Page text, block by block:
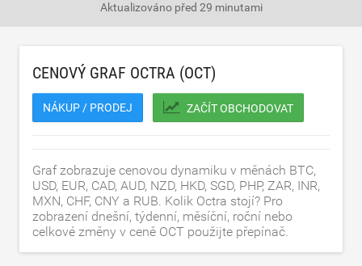
Aktualizováno před 29 minutami
CENOVÝ GRAF OCTRA (OCT)
NÁKUP / PRODEJ ZAČÍT OBCHODOVAT
Graf zobrazuje cenovou dynamiku v měnách BTC,
USD, EUR, CAD, AUD, NZD, HKD, SGD, PHP, ZAR, INR,
MXN, CHF, CNY a RUB. Kolik Octra stojí? Pro
zobrazení dnešní, týdenní, měsíční, roční nebo
celkové změny v ceně OCT použijte přepínač.